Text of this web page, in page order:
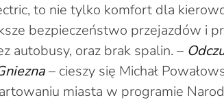
to nie tylko komfort dla
bezpieczeństwo przejazdów i
autobusy, oraz brak spalin. –
– cieszy się Michał
miasta w programie